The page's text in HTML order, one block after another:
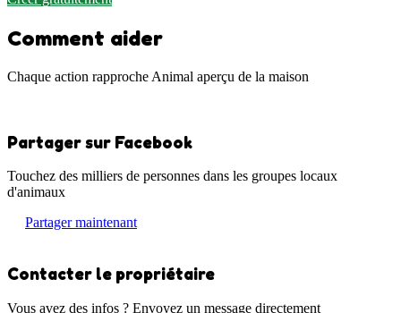
Comment aider
Chaque action rapproche Animal aperçu de la maison
Partager sur Facebook
Touchez des milliers de personnes dans les groupes locaux
d'animaux
Partager maintenant
Contacter le propriétaire
Vous avez des infos ? Envoyez un message directement